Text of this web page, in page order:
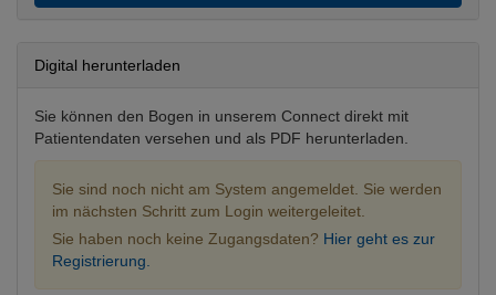
Digital herunterladen
Sie können den Bogen in unserem Connect direkt mit
Patientendaten versehen und als PDF herunterladen.
Sie sind noch nicht am System angemeldet. Sie werden
im nächsten Schritt zum Login weitergeleitet.
Sie haben noch keine Zugangsdaten? Hier geht es zur
Registrierung.